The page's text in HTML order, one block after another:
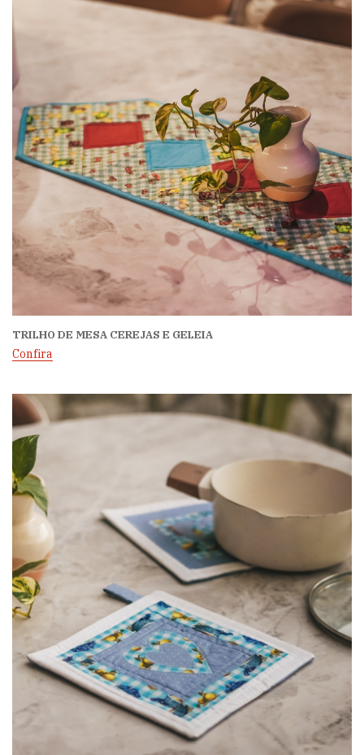
TRILHO DE MESA CEREJAS E GELEIA
Confira